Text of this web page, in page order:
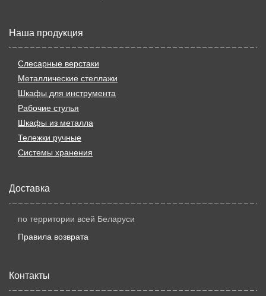
Наша продукция
Слесарные верстаки
Металлические стеллажи
Шкафы для инструмента
Рабочие стулья
Шкафы из металла
Тележки ручные
Системы хранения
Доставка
по территории всей Беларуси
Правила возврата
Контакты